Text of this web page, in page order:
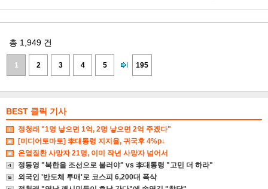
페
이
지
정
보
총 1,949 건
1 2 3 4 5 195
BEST 클릭 기사
정청래 "1명 낳으면 1억, 2명 낳으면 2억 주겠다"
[미디어토마토] 李대통령 지지율, 귀국후 4%p↓
온열질환 사망자 21명, 이미 작년 사망자 넘어서
정동영 "북한을 조선으로 불러야" vs 李대통령 "고민 더 하라"
외국인 '반도체 투매'로 코스피 6,200대 폭삭